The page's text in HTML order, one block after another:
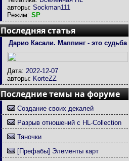
авторы: Sockman111
Режим: SP
Последняя статья
Дарио Касали. Маппинг - это судьба
Дата: 2022-12-07
авторы: KorteZZ
Последние темы на форуме
Создание своих декалей
Разрыв отношений с HL-Collection
Тяночки
[Префабы] Элементы карт